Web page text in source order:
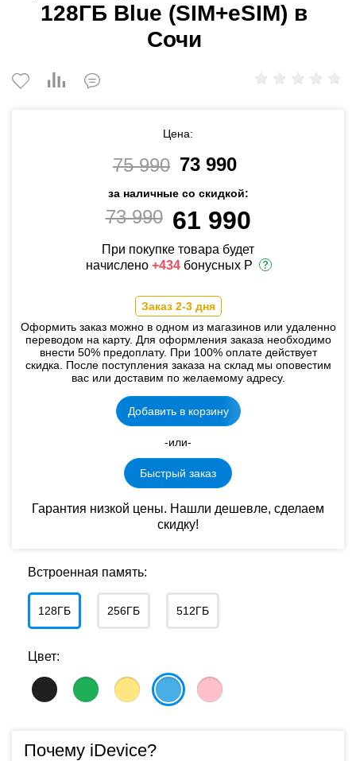
128ГБ Blue (SIM+eSIM) в
Сочи
Цена:
75 990 73 990
за наличные со скидкой:
73 990 61 990
При покупке товара будет
начислено +434 бонусных Р
Заказ 2-3 дня
Оформить заказ можно в одном из магазинов или удаленно
переводом на карту. Для оформления заказа необходимо
внести 50% предоплату. При 100% оплате действует
скидка. После поступления заказа на склад мы оповестим
вас или доставим по желаемому адресу.
Добавить в корзину
-или-
Быстрый заказ
Гарантия низкой цены. Нашли дешевле, сделаем
скидку!
Встроенная память:
128ГБ 256ГБ 512ГБ
Цвет:
Почему iDevice?